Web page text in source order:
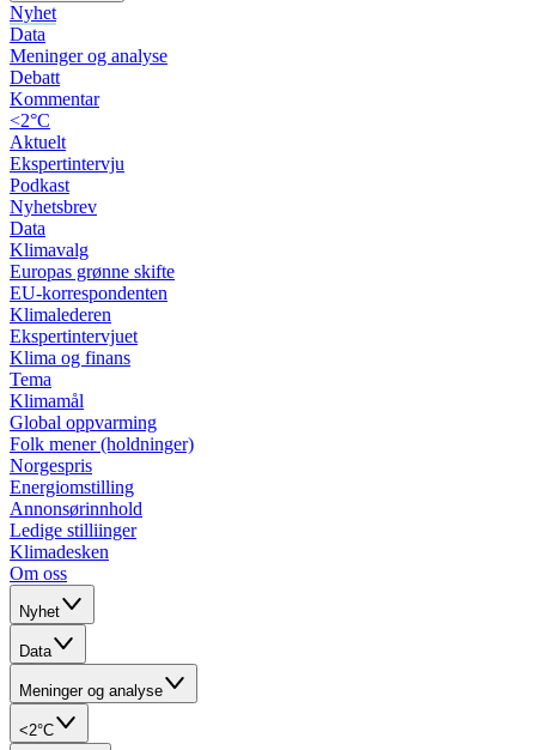
Nyhet
Data
Meninger og analyse
Debatt
Kommentar
<2°C
Aktuelt
Ekspertintervju
Podkast
Nyhetsbrev
Data
Klimavalg
Europas grønne skifte
EU-korrespondenten
Klimalederen
Ekspertintervjuet
Klima og finans
Tema
Klimamål
Global oppvarming
Folk mener (holdninger)
Norgespris
Energiomstilling
Annonsørinnhold
Ledige stilliinger
Klimadesken
Om oss
Nyhet
Data
Meninger og analyse
<2°C